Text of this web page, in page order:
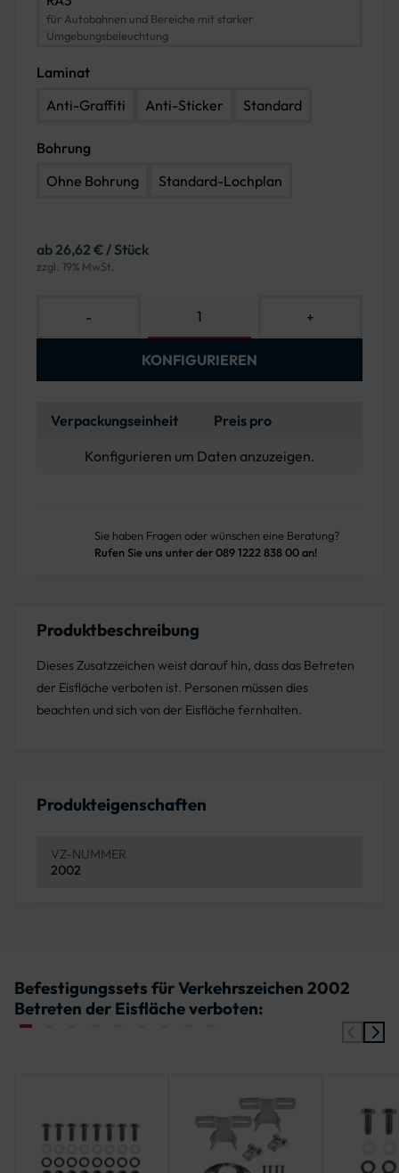
für Autobahnen und Bereiche mit starker
Umgebungsbeleuchtung
Laminat
Anti-Graffiti
Anti-Sticker Standard
Bohrung
Ohne Bohrung
Standard-Lochplan
ab 26,62 € / Stück
zzgl. 19% MwSt.
- +
KONFIGURIEREN
Verpackungseinheit
Preis pro
Konfigurieren um Daten anzuzeigen.
Sie haben Fragen oder wünschen eine Beratung?
Rufen Sie uns unter der 089 1222 838 00 an!
Produktbeschreibung
Dieses Zusatzzeichen weist darauf hin, dass das Betreten
der Eisfläche verboten ist. Personen müssen dies
beachten und sich von der Eisfläche fernhalten.
Produkteigenschaften
VZ-NUMMER
2002
Befestigungssets für Verkehrszeichen 2002
Betreten der Eisfläche verboten: